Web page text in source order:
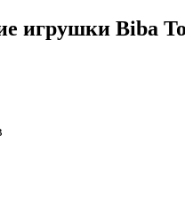
игрушки Biba